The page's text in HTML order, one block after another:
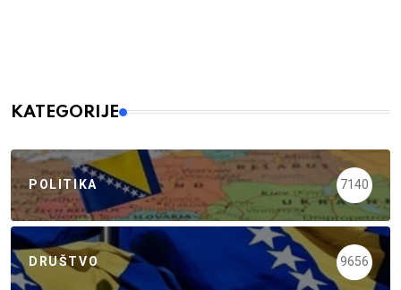
KATEGORIJE
POLITIKA 7140
DRUŠTVO 9656